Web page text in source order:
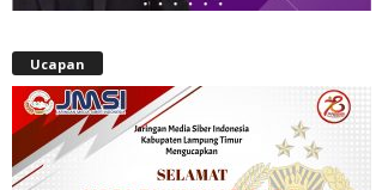
Ucapan